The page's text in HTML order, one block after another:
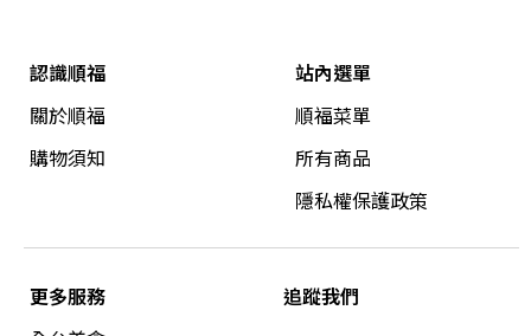
認識順福
關於順福
購物須知
站內選單
順福菜單
所有商品
隱私權保護政策
更多服務
追蹤我們